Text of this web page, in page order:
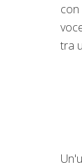
tra